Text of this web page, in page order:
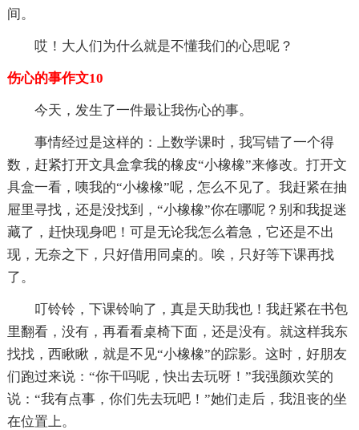
间。
哎！大人们为什么就是不懂我们的心思呢？
伤心的事作文10
今天，发生了一件最让我伤心的事。
事情经过是这样的：上数学课时，我写错了一个得
数，赶紧打开文具盒拿我的橡皮“小橡橡”来修改。打开文
具盒一看，咦我的“小橡橡”呢，怎么不见了。我赶紧在抽
屉里寻找，还是没找到，“小橡橡”你在哪呢？别和我捉迷
藏了，赶快现身吧！可是无论我怎么着急，它还是不出
现，无奈之下，只好借用同桌的。唉，只好等下课再找
了。
叮铃铃，下课铃响了，真是天助我也！我赶紧在书包
里翻看，没有，再看看桌椅下面，还是没有。就这样我东
找找，西瞅瞅，就是不见“小橡橡”的踪影。这时，好朋友
们跑过来说：“你干吗呢，快出去玩呀！”我强颜欢笑的
说：“我有点事，你们先去玩吧！”她们走后，我沮丧的坐
在位置上。